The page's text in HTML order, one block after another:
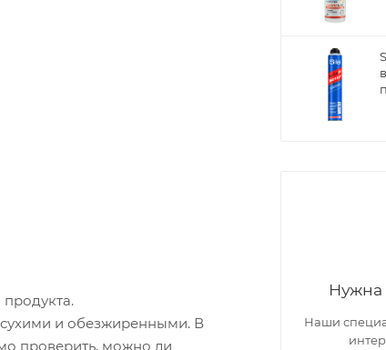
и обезжиренными. В
проверить, можно ли
Нужна
Наши